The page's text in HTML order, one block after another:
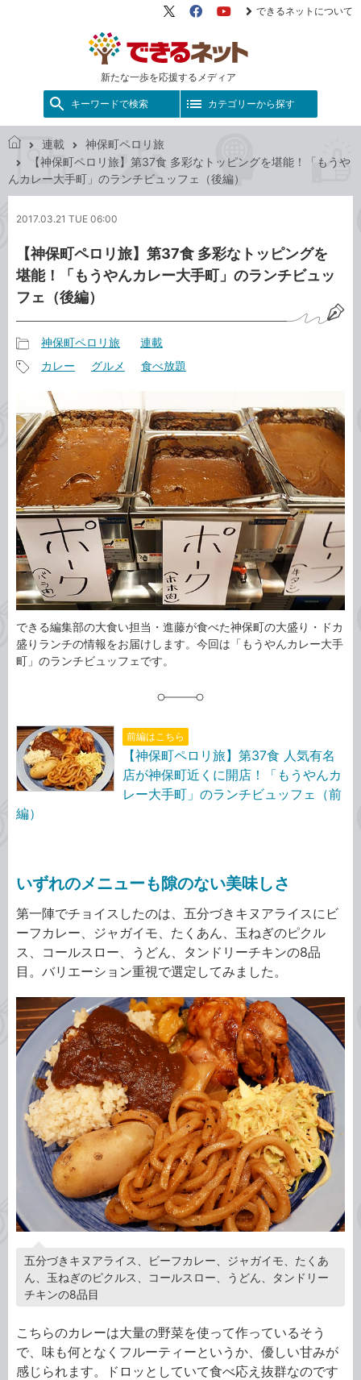
新たな一歩を応援するメディア
X（旧
FacebookYouTube
できるネットについて
キーワードで検索 カテゴリーから探す
き
ッ
連載
神保町ペロリ旅
【神保町ペロリ旅】第37食 多彩なトッピングを堪能！「もうや
んカレー大手町」のランチビュッフェ（後編）
2017.03.21 TUE 06:00
【神保町ペロリ旅】第37食 多彩なトッピングを
堪能！「もうやんカレー大手町」のランチビュッ
フェ（後編）
事
テ
ゴ
リ
神保町ペロリ旅 連載
タ
グ
カレー グルメ 食べ放題
できる編集部の大食い担当・進藤が食べた神保町の大盛り・ドカ
盛りランチの情報をお届けします。今回は「もうやんカレー大手
町」のランチビュッフェです。
前編はこちら
【神保町ペロリ旅】第37食 人気有名
店が神保町近くに開店！「もうやんカ
レー大手町」のランチビュッフェ（前
編）
いずれのメニューも隙のない美味しさ
第一陣でチョイスしたのは、五分づきキヌアライスにビ
ーフカレー、ジャガイモ、たくあん、玉ねぎのピクル
ス、コールスロー、うどん、タンドリーチキンの8品
目。バリエーション重視で選定してみました。
五分づきキヌアライス、ビーフカレー、ジャガイモ、たくあ
ん、玉ねぎのピクルス、コールスロー、うどん、タンドリー
チキンの8品目
こちらのカレーは大量の野菜を使って作っているそう
で、味も何となくフルーティーというか、優しい甘みが
感じられます。ドロッとしていて食べ応え抜群なのです